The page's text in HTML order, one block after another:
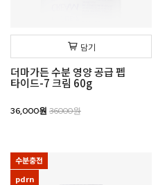
담기
더마가든 수분 영양 공급 펩
타이드-7 크림 60g
36,000원 36000원
수분충전
pdrn